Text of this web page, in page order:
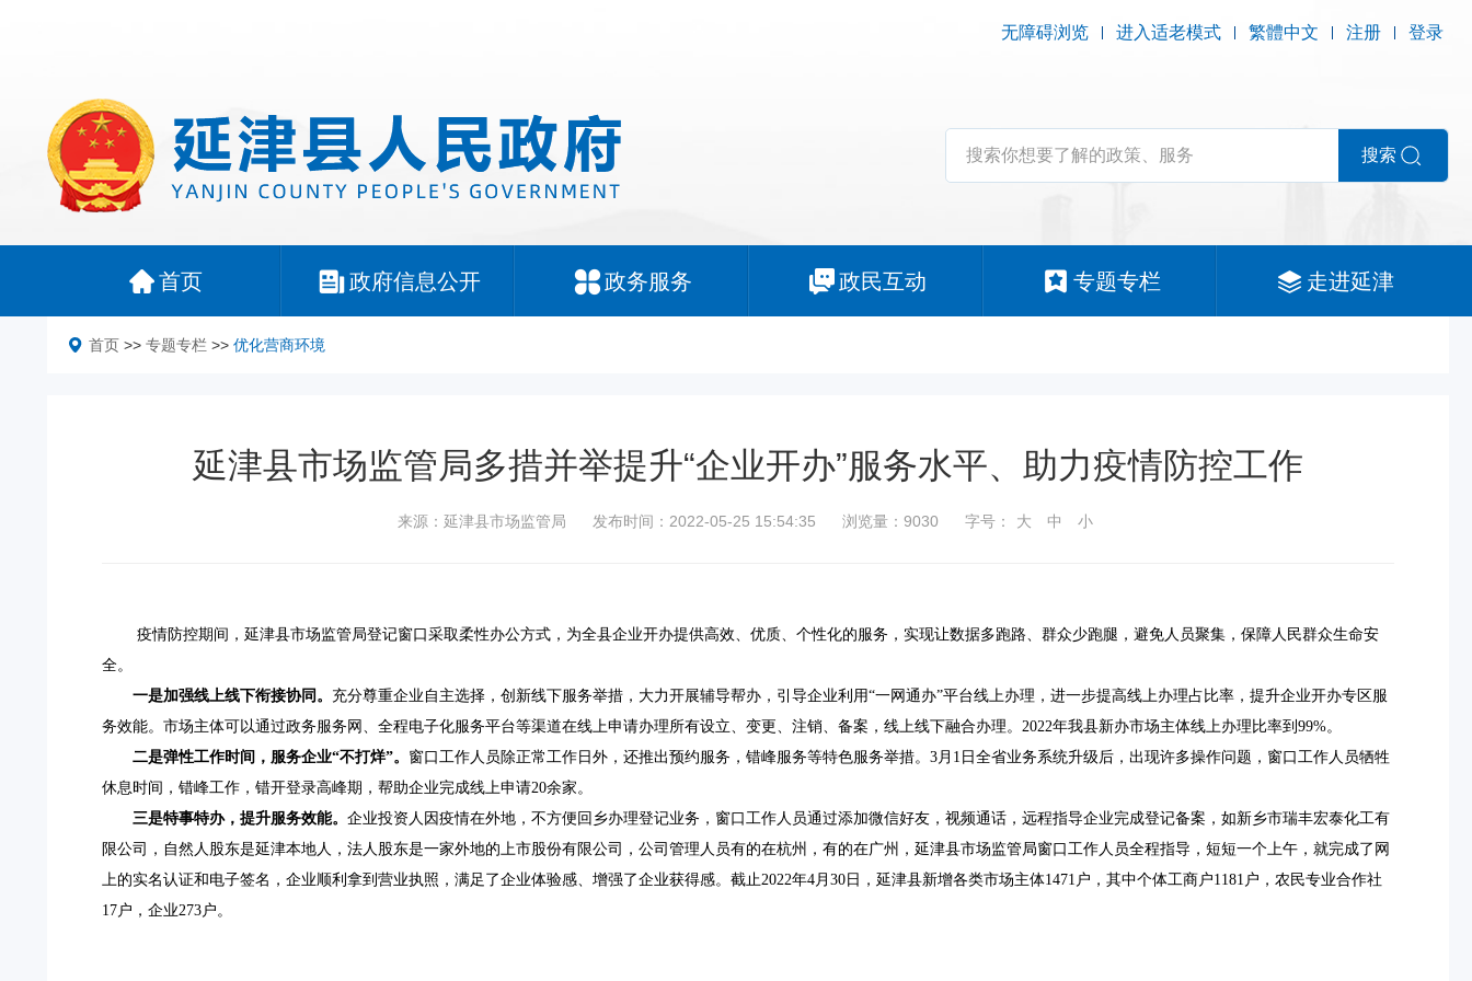
无障碍浏览 进入适老模式 繁體中文 注册 登录
搜索
首页 政府信息公开 政务服务 政民互动 专题专栏 走进延津
首页 >> 专题专栏 >> 优化营商环境
延津县市场监管局多措并举提升“企业开办”服务水平、助力疫情防控工作
来源：延津县市场监管局 发布时间：2022-05-25 15:54:35 浏览量：9030 字号： 大 中 小
疫情防控期间， 延津县市场监管局登记窗口采取柔性办公方式，为全县企业开办提供高效、优质、个性化的服务，实现让数据多跑路、群众少跑腿，避免人员聚集，保障人民群众生命安
全。
一是加强线上线下衔接协同。 充分尊重企业自主选择，创新线下服务举措，大力开展辅导帮办，引导企业利用“一网通办”平台线上办理，进一步提高线上办理占比率，提升企业开办专区服
务效能。市场主体可以通过政务服务网、全程电子化服务平台等渠道在线上申请办理所有设立、变更、注销、备案，线上线下融合办理。 2022年我县新办市场主体线上办理比率到99%。
二是弹性工作时间，服务企业“不打烊”。 窗口工作人员除正常工作日外，还推出预约服务，错峰服务等特色服务举措。3月1日全省业务系统升级后，出现许多操作问题，窗口工作人员牺牲
休息时间，错峰工作，错开登录高峰期，帮助企业完成线上申请20余家。
三是特事特办，提升服务效能。 企业投资人因疫情在外地，不方便回乡办理登记业务，窗口工作人员通过添加微信好友，视频通话，远程指导企业完成登记备案，如新乡市瑞丰宏泰化工有
限公司，自然人股东是延津本地人，法人股东是一家外地的上市股份有限公司，公司管理人员有的在杭州，有的在广州， 延津县市场监管局窗口工作人员全程指导，短短一个上午，就完成了网
上的实名认证和电子签名，企业顺利拿到营业执照，满足了企业体验感、增强了企业获得感。截止2022年4月30日，延津县新增各类市场主体1471户，其中个体工商户1181户，农民专业合作社
17户，企业273户。